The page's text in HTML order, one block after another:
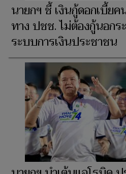
นายกฯ ชี้ เงินกู้ดอกเบี้ย
ทาง ปชช. ไม่ต้องกู้นอก
ระบบการเงินประชาชน